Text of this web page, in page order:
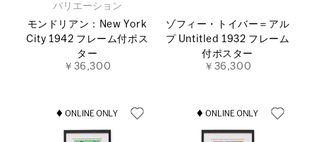
バリエーション
モンドリアン：New York
City 1942 フレーム付ポス
ター
￥36,300
ゾフィー・トイバー＝アル
プ Untitled 1932 フレーム
付ポスター
￥36,300